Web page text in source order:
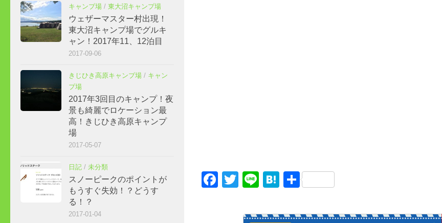
Facebook
TwitterLineHatena
共
キャンプ場 / 東大沼キャンプ場
ウェザーマスター村出現！
東大沼キャンプ場でグルキ
ャン！2017年11、12泊目
2017-09-06
きじひき高原キャンプ場 / キャン
プ場
2017年3回目のキャンプ！夜
景も綺麗でロケーション最
高！きじひき高原キャンプ
場
2017-05-07
日記 / 未分類
スノーピークのポイントが
もうすぐ失効！？どうす
る！？
2017-01-04